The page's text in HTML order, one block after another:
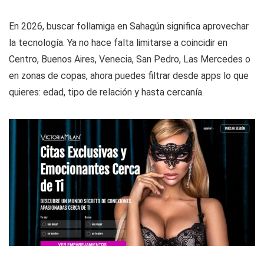
En 2026, buscar follamiga en Sahagún significa aprovechar
la tecnología. Ya no hace falta limitarse a coincidir en
Centro, Buenos Aires, Venecia, San Pedro, Las Mercedes o
en zonas de copas, ahora puedes filtrar desde apps lo que
quieres: edad, tipo de relación y hasta cercanía.